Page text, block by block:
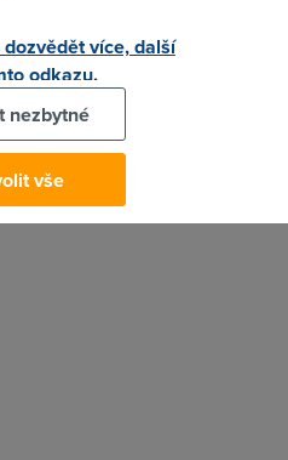
více, další
odkazu.
nezbytné
vše